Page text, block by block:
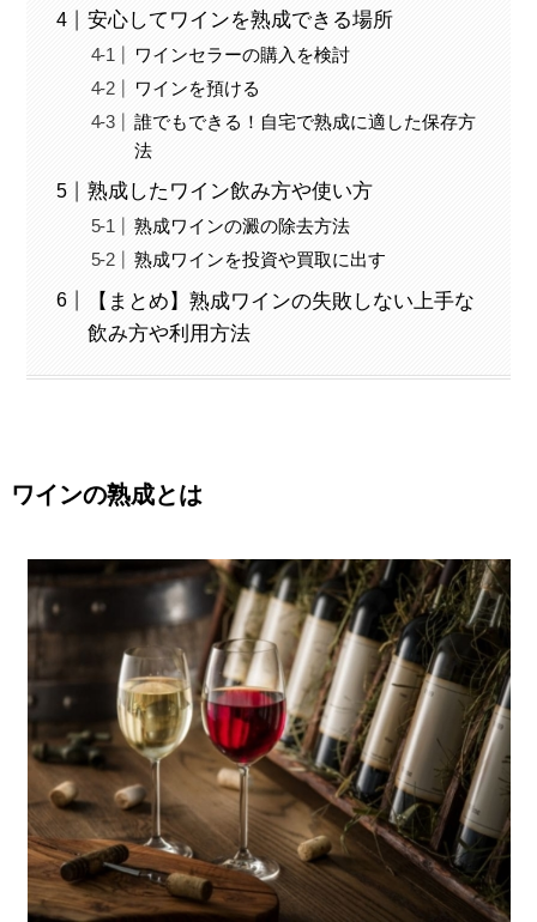
安心してワインを熟成できる場所
ワインセラーの購入を検討
ワインを預ける
誰でもできる！自宅で熟成に適した保存方
法
熟成したワイン飲み方や使い方
熟成ワインの澱の除去方法
熟成ワインを投資や買取に出す
【まとめ】熟成ワインの失敗しない上手な
飲み方や利用方法
ワインの熟成とは